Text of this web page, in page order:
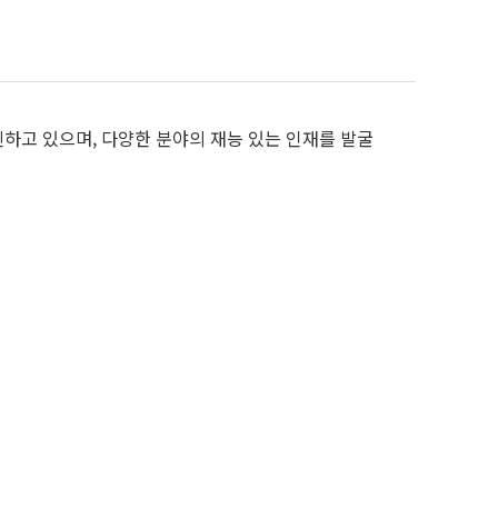
고 있으며, 다양한 분야의 재능 있는 인재를 발굴